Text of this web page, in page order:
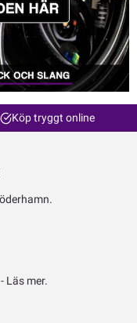
Köp tryggt online
Läs mer.